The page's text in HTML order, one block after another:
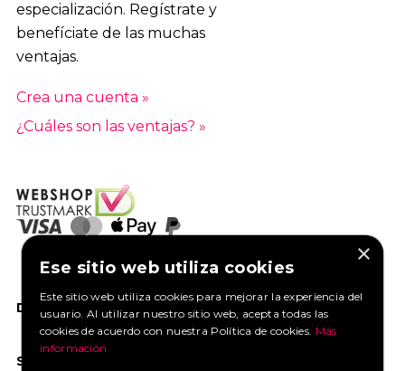
especialización. Regístrate y
benefíciate de las muchas
ventajas.
Crea una cuenta »
¿Cuáles son las ventajas? »
DANOS UN ME GUSTA EN FACEBOOK
SOCIAL MEDIA
×
Ese sitio web utiliza cookies
Este sitio web utiliza cookies para mejorar la experiencia del
usuario. Al utilizar nuestro sitio web, acepta todas las
cookies de acuerdo con nuestra Política de cookies. Más
información